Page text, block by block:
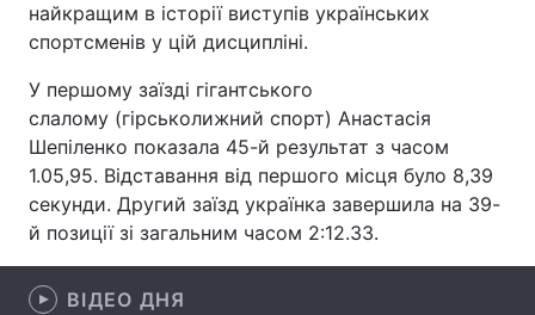
Техно і зв'язок Лайт
Зброя Інциденти
Здоров'я Туризм
Цікавинки Погода
Екологія
Лонгріди
найкращим в історії виступів українських
спортсменів у цій дисципліні.
У першому заїзді гігантського
слалому (гірськолижний спорт) Анастасія
Шепіленко показала 45-й результат з часом
1.05,95. Відставання від першого місця було 8,39
секунди. Другий заїзд українка завершила на 39-
й позиції зі загальним часом 2:12.33.
ВІДЕО ДНЯ